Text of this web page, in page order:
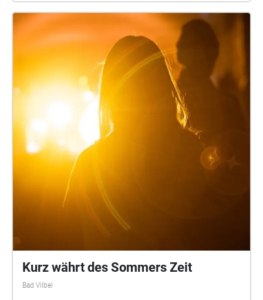
order to be able to realize his compositions.This
work forms part of the exhibition "Séance Fiction", by
Eva Schwab – which you are currently going to see.
On the 4th of October, 4pm, a vinyl performance will
be staged by Gabi Schaffner herself.
Kurz währt des Sommers Zeit
Bad Vilbel